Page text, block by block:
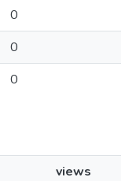
0
0
0
views